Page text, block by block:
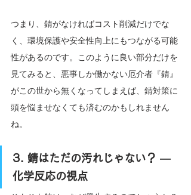
つまり、錆がなければコスト削減だけでな
く、環境保護や安全性向上にもつながる可能
性があるのです。このように良い部分だけを
見てみると、悪事しか働かない厄介者『錆』
がこの世から無くなってしまえば、錆対策に
頭を悩ませなくても済むのかもしれません
ね。
3. 錆はただの汚れじゃない？ —
化学反応の視点